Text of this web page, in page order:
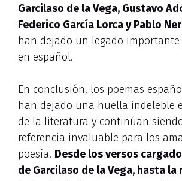
Garcilaso de la Vega, Gustavo
Federico García Lorca y Pablo
han dejado un legado importante
en español.
En conclusión, los poemas
han dejado una huella indeleble
de la literatura y continúan
referencia invaluable para los
poesía. Desde los versos
de Garcilaso de la Vega, hasta la